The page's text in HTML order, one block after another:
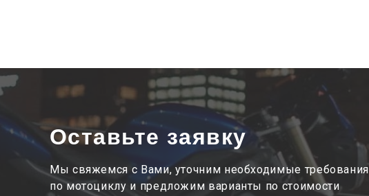
Оставьте заявку
Мы свяжемся с Вами, уточним необходимые требования
по мотоциклу и предложим варианты по стоимости